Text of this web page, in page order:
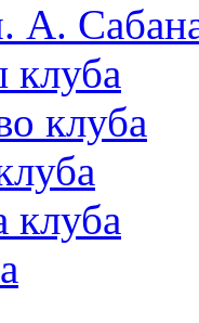
А.
клуба
клуба
клуба